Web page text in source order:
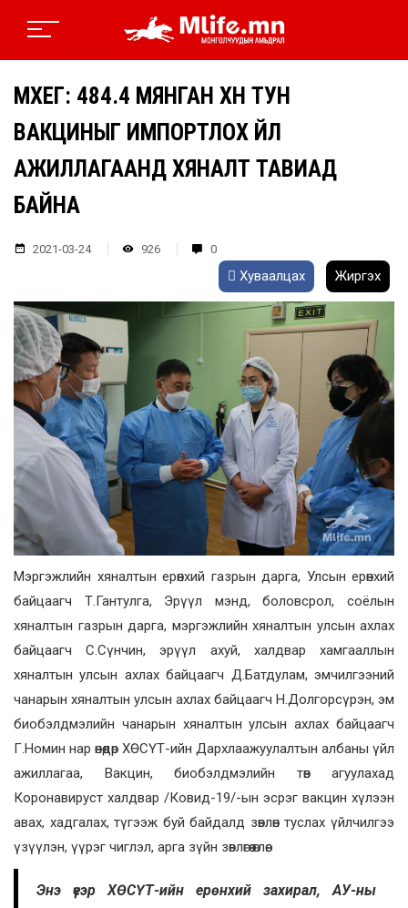
МХЕГ: 484.4 МЯНГАН ХҮН ТУН
ВАКЦИНЫГ ИМПОРТЛОХ ҮЙЛ
АЖИЛЛАГААНД ХЯНАЛТ ТАВИАД
БАЙНА
2021-03-24 926 0
Хуваалцах Жиргэх
Мэргэжлийн хяналтын ерөнхий газрын дарга, Улсын ерөнхий
байцаагч Т.Гантулга, Эрүүл мэнд, боловсрол, соёлын
хяналтын газрын дарга, мэргэжлийн хяналтын улсын ахлах
байцаагч С.Сүнчин, эрүүл ахуй, халдвар хамгааллын
хяналтын улсын ахлах байцаагч Д.Батдулам, эмчилгээний
чанарын хяналтын улсын ахлах байцаагч Н.Долгорсүрэн, эм
биобэлдмэлийн чанарын хяналтын улсын ахлах байцаагч
Г.Номин нар өнөөдөр ХӨСҮТ-ийн Дархлаажуулалтын албаны үйл
ажиллагаа, Вакцин, биобэлдмэлийн төв агуулахад
Коронавируст халдвар /Ковид-19/-ын эсрэг вакцин хүлээн
авах, хадгалах, түгээж буй байдалд зөвлөн туслах үйлчилгээ
үзүүлэн, үүрэг чиглэл, арга зүйн зөвлөгөө өглөө.
Энэ үеэр ХӨСҮТ-ийн ерөнхий захирал, АУ-ны